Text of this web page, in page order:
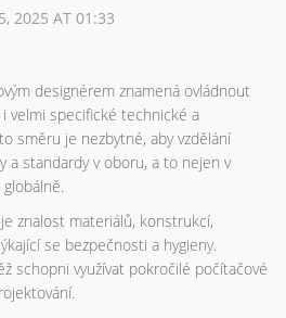
2025 AT 01:33
designérem znamená ovládnout
velmi specifické technické a
směru je nezbytné, aby vzdělání
a standardy v oboru, a to nejen v
znalost materiálů, konstrukcí,
se bezpečnosti a hygieny.
schopni využívat pokročilé počítačové